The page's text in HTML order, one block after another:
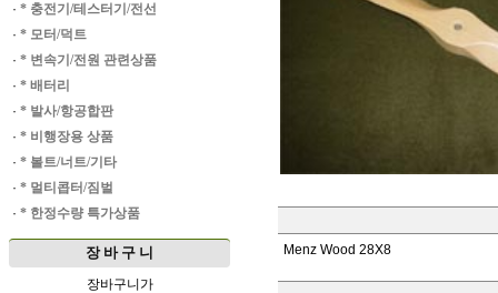
· * 충전기/테스터기/전선
· * 모터/덕트
· * 변속기/전원 관련상품
· * 배터리
· * 발사/항공합판
· * 비행장용 상품
· * 볼트/너트/기타
· * 멀티콥터/짐벌
· * 한정수량 특가상품
장 바 구 니
장바구니가
Menz Wood 28X8